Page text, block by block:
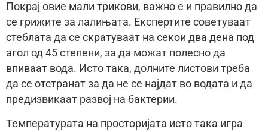
Покрај овие мали трикови, важно е и правилно да
се грижите за лалињата. Експертите советуваат
стеблата да се скратуваат на секои два дена под
агол од 45 степени, за да можат полесно да
впиваат вода. Исто така, долните листови треба
да се отстранат за да не се најдат во водата и да
предизвикаат развој на бактерии.
Температурата на просторијата исто така игра